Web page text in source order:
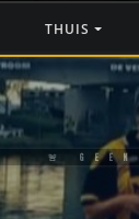
THUIS
🚨